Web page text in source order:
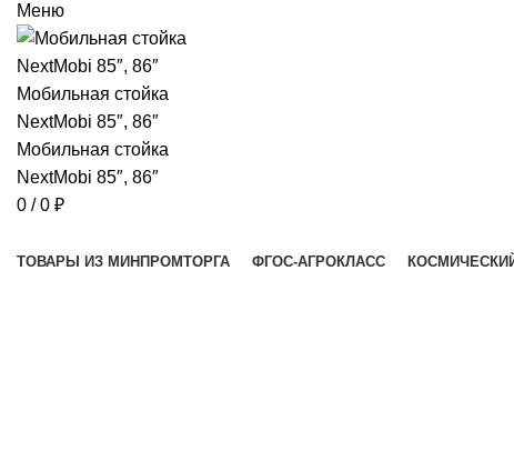
Меню
0 / 0 ₽
ТОВАРЫ ИЗ МИНПРОМТОРГА ФГОС-АГРОКЛАСС